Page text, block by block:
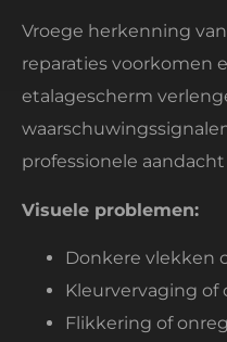
Vroege herkenning
reparaties voorkomen
etalagescherm
professionele
Visuele problemen:
Donkere vlekken
Kleurvervaging
Flikkering of